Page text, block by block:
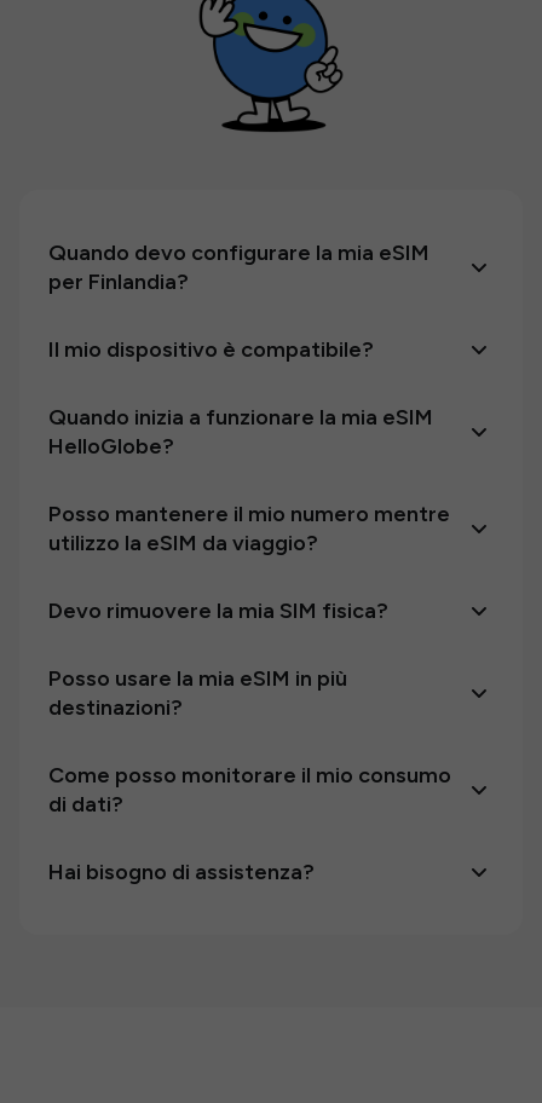
Quando devo configurare la mia eSIM
per Finlandia?
Il mio dispositivo è compatibile?
Quando inizia a funzionare la mia eSIM
HelloGlobe?
Posso mantenere il mio numero mentre
utilizzo la eSIM da viaggio?
Devo rimuovere la mia SIM fisica?
Posso usare la mia eSIM in più
destinazioni?
Come posso monitorare il mio consumo
di dati?
Hai bisogno di assistenza?